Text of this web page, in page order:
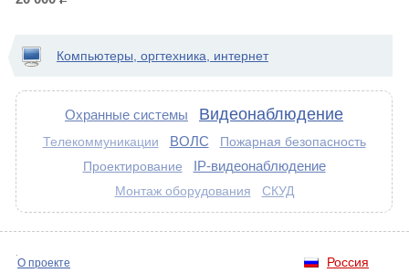
Компьютеры, оргтехника, интернет
Охранные системы Видеонаблюдение
Телекоммуникации ВОЛС
Пожарная безопасность
Проектирование
IP-видеонаблюдение
Монтаж оборудования СКУД
Россия
О проекте